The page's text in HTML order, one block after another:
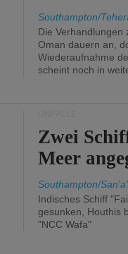
Southampton/
Die Verhandlungen
Oman dauern an,
Wiederaufnahme
scheint noch in
Zwei
Meer
Southampton/
Indisches Schiff
gesunken, Houthis
"NCC Wafa"